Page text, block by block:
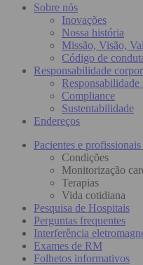
Sobre nós
Inovações
Nossa história
Missão, Visão,
Código de
Responsabilidade
Compliance
Sustentabilidade
Endereços
Pacientes e profissionais
Condições
Monitorização
Terapias
Vida cotidiana
Pesquisa de Hospitais
Perguntas frequentes
Interferência
Exames de RM
Folhetos informativos